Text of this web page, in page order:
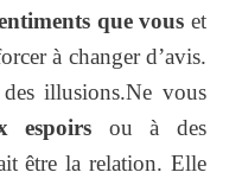
que vous et
à changer d’avis.
illusions.Ne vous
espoirs ou à des
être la relation. Elle